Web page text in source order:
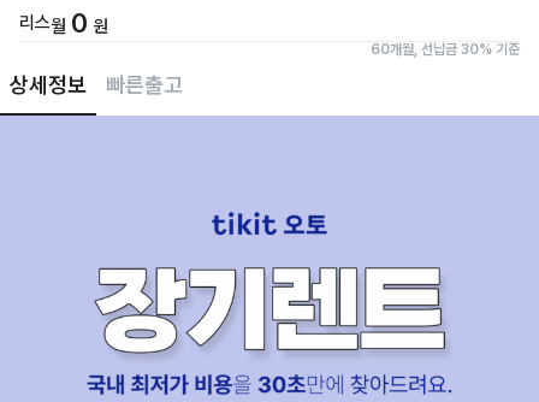
상세정보 빠른출고
리스월 0 원
60개월, 선납금 30% 기준